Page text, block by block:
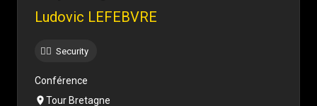
Ludovic LEFEBVRE
🐱‍💻 Security
Conférence
Tour Bretagne